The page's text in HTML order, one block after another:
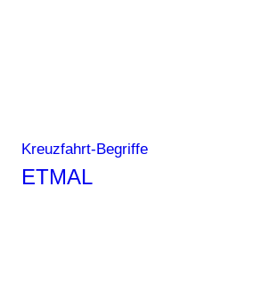
Kreuzfahrt-Begriffe
ETMAL